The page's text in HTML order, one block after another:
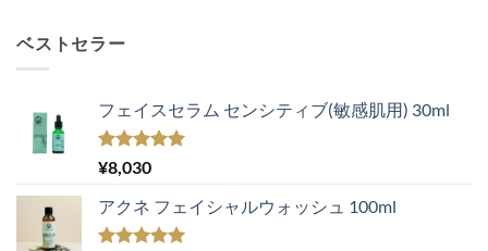
ベストセラー
フェイスセラム センシティブ(敏感肌用) 30ml
5段階中
5.00
¥8,030
アクネ フェイシャルウォッシュ 100ml